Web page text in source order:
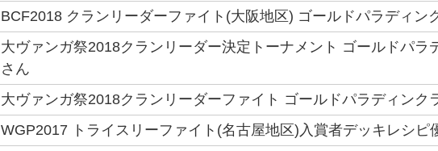
BCF2018 クランリーダーファイト(大阪地区) ゴールドパラディン
大ヴァンガ祭2018クランリーダー決定トーナメント ゴールドパラ
さん
大ヴァンガ祭2018クランリーダーファイト ゴールドパラディンク
WGP2017 トライスリーファイト(名古屋地区)入賞者デッキレシピ